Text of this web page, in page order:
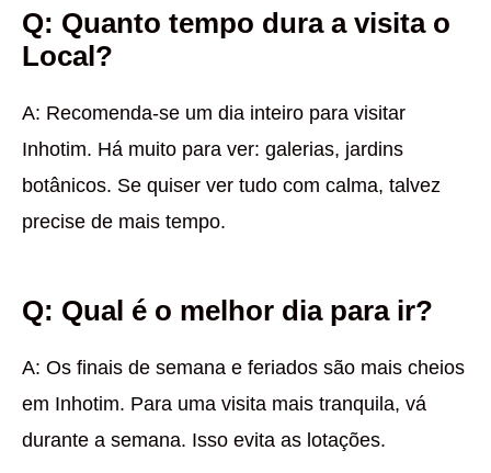
Q: Quanto tempo dura a visita o
Local?
A: Recomenda-se um dia inteiro para visitar
Inhotim. Há muito para ver: galerias, jardins
botânicos. Se quiser ver tudo com calma, talvez
precise de mais tempo.
Q: Qual é o melhor dia para ir?
A: Os finais de semana e feriados são mais cheios
em Inhotim. Para uma visita mais tranquila, vá
durante a semana. Isso evita as lotações.